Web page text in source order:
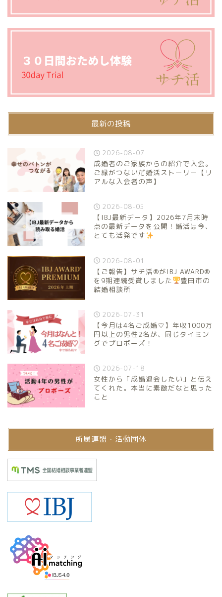
最新の投稿
2026-08-07
成婚者のご家族からの紹介で入会。
ご縁がつないだ婚活ストーリー【リ
アルな入会者の声】
2026-08-05
【IBJ最新データ】2026年7月末時
点の最新データを公開！婚活は今、
とても活発です
2026-08-01
【ご報告】サチ活®がIBJ AWARD®
を9期連続受賞しました
豊田市の
結婚相談所
2026-07-31
【今月は4名ご成婚♡】年収1000万
円以上の男性2名が、同じタイミン
グでプロポーズ！
2026-07-18
女性から「成婚退会したい」と伝え
てくれた。本当に素敵だなと思った
こと
所属連盟・活動団体